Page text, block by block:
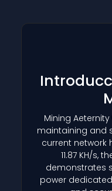
Mining Aeternity
maintaining and
current network
11.87 KH/s,
demonstrates
power